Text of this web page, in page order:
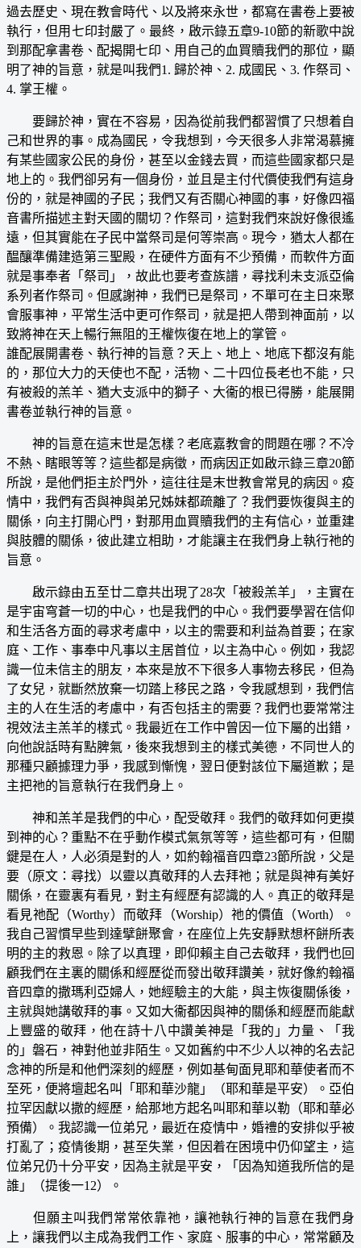
過去歷史、現在教會時代、以及將來永世，都寫在書卷上要被
執行，但用七印封嚴了。最終，啟示錄五章9-10節的新歌中說
到那配拿書卷、配揭開七印、用自己的血買贖我們的那位，顯
明了神的旨意，就是叫我們1. 歸於神、2. 成國民、3. 作祭司、
4. 掌王權。
要歸於神，實在不容易，因為從前我們都習慣了只想着自
己和世界的事。成為國民，令我想到，今天很多人非常渴慕擁
有某些國家公民的身份，甚至以金錢去買，而這些國家都只是
地上的。我們卻另有一個身份，並且是主付代價使我們有這身
份的，就是神國的子民；我們又有否關心神國的事，好像四福
音書所描述主對天國的關切？作祭司，這對我們來說好像很遙
遠，但其實能在子民中當祭司是何等崇高。現今，猶太人都在
醖釀準備建造第三聖殿，在硬件方面有不少預備，而軟件方面
就是事奉者「祭司」，故此也要考查族譜，尋找利未支派亞倫
系列者作祭司。但感謝神，我們已是祭司，不單可在主日來聚
會服事神，平常生活中更可作祭司，就是把人帶到神面前，以
致將神在天上暢行無阻的王權恢復在地上的掌管。
誰配展開書卷、執行神的旨意？天上、地上、地底下都沒有能
的，那位大力的天使也不配，活物、二十四位長老也不能，只
有被殺的羔羊、猶大支派中的獅子、大衞的根已得勝，能展開
書卷並執行神的旨意。
神的旨意在這末世是怎樣？老底嘉教會的問題在哪？不冷
不熱、瞎眼等等？這些都是病徵，而病因正如啟示錄三章20節
所說，是他們拒主於門外，這往往是末世教會常見的病因。疫
情中，我們有否與神與弟兄姊妹都疏離了？我們要恢復與主的
關係，向主打開心門，對那用血買贖我們的主有信心，並重建
與肢體的關係，彼此建立相助，才能讓主在我們身上執行祂的
旨意。
啟示錄由五至廿二章共出現了28次「被殺羔羊」，主實在
是宇宙穹蒼一切的中心，也是我們的中心。我們要學習在信仰
和生活各方面的尋求考慮中，以主的需要和利益為首要；在家
庭、工作、事奉中凡事以主居首位，以主為中心。例如，我認
識一位未信主的朋友，本來是放不下很多人事物去移民，但為
了女兒，就斷然放棄一切踏上移民之路，令我感想到，我們信
主的人在生活的考慮中，有否包括主的需要？我們也要常常注
視效法主羔羊的樣式。我最近在工作中曾因一位下屬的出錯，
向他說話時有點脾氣，後來我想到主的樣式美德，不同世人的
那種只顧據理力爭，我感到慚愧，翌日便對該位下屬道歉；是
主把祂的旨意執行在我們身上。
神和羔羊是我們的中心，配受敬拜。我們的敬拜如何更摸
到神的心？重點不在乎動作模式氣氛等等，這些都可有，但關
鍵是在人，人必須是對的人，如約翰福音四章23節所說，父是
要（原文：尋找）以靈以真敬拜的人去拜祂；就是與神有美好
關係，在靈裏有看見，對主有經歷有認識的人。真正的敬拜是
看見祂配（Worthy）而敬拜（Worship）祂的價值（Worth）。
我自己習慣早些到達擘餅聚會，在座位上先安靜默想杯餅所表
明的主的救恩。除了以真理，即仰賴主自己去敬拜，我們也回
顧我們在主裏的關係和經歷從而發出敬拜讚美，就好像約翰福
音四章的撒瑪利亞婦人，她經驗主的大能，與主恢復關係後，
主就與她講敬拜的事。又如大衞都因與神的關係和經歷而能獻
上豐盛的敬拜，他在詩十八中讚美神是「我的」力量、「我
的」磐石，神對他並非陌生。又如舊約中不少人以神的名去記
念神的所是和他們深刻的經歷，例如基甸面見耶和華使者而不
至死，便將壇起名叫「耶和華沙龍」（耶和華是平安）。亞伯
拉罕因獻以撒的經歷，給那地方起名叫耶和華以勒（耶和華必
預備）。我認識一位弟兄，最近在疫情中，婚禮的安排似乎被
打亂了；疫情後期，甚至失業，但因着在困境中仍仰望主，這
位弟兄仍十分平安，因為主就是平安，「因為知道我所信的是
誰」（提後一12）。
但願主叫我們常常依靠祂，讓祂執行神的旨意在我們身
上，讓我們以主成為我們工作、家庭、服事的中心，常常顧及